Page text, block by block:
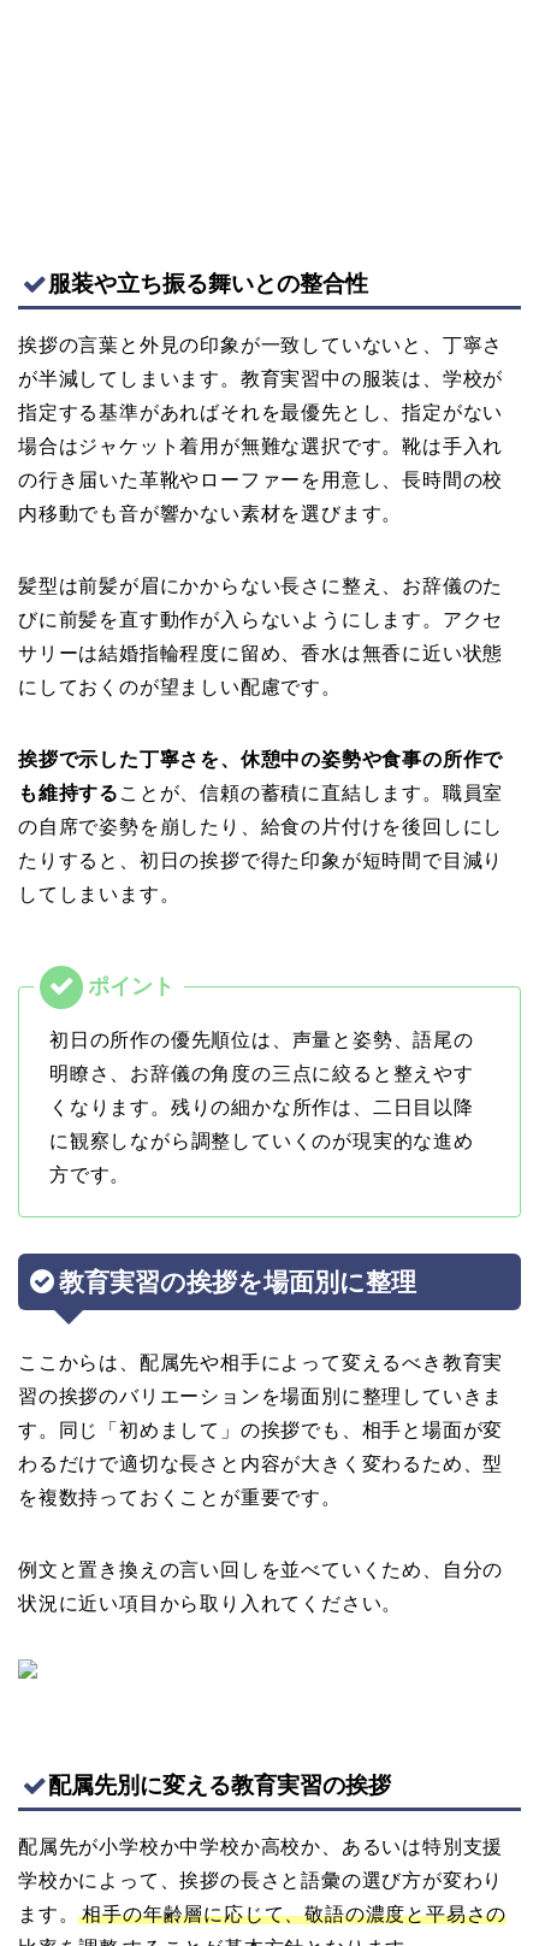
服装や立ち振る舞いとの整合性
挨拶の言葉と外見の印象が一致していないと、丁寧さ
が半減してしまいます。教育実習中の服装は、学校が
指定する基準があればそれを最優先とし、指定がない
場合はジャケット着用が無難な選択です。靴は手入れ
の行き届いた革靴やローファーを用意し、長時間の校
内移動でも音が響かない素材を選びます。
髪型は前髪が眉にかからない長さに整え、お辞儀のた
びに前髪を直す動作が入らないようにします。アクセ
サリーは結婚指輪程度に留め、香水は無香に近い状態
にしておくのが望ましい配慮です。
挨拶で示した丁寧さを、休憩中の姿勢や食事の所作で
も維持する ことが、信頼の蓄積に直結します。職員室
の自席で姿勢を崩したり、給食の片付けを後回しにし
たりすると、初日の挨拶で得た印象が短時間で目減り
してしまいます。
初日の所作の優先順位は、声量と姿勢、語尾の
明瞭さ、お辞儀の角度の三点に絞ると整えやす
くなります。残りの細かな所作は、二日目以降
に観察しながら調整していくのが現実的な進め
方です。
教育実習の挨拶を場面別に整理
ここからは、配属先や相手によって変えるべき教育実
習の挨拶のバリエーションを場面別に整理していきま
す。同じ「初めまして」の挨拶でも、相手と場面が変
わるだけで適切な長さと内容が大きく変わるため、型
を複数持っておくことが重要です。
例文と置き換えの言い回しを並べていくため、自分の
状況に近い項目から取り入れてください。
配属先別に変える教育実習の挨拶
配属先が小学校か中学校か高校か、あるいは特別支援
学校かによって、挨拶の長さと語彙の選び方が変わり
ます。相手の年齢層に応じて、敬語の濃度と平易さの